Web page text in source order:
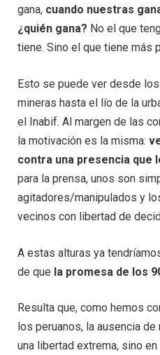
gana, cuando nuestras
¿quién gana? No el que
tiene. Sino el que tiene más
Esto se puede ver desde
mineras hasta el lío de la
el Inabif. Al margen de las
la motivación es la misma:
contra una presencia que
para la prensa, unos son
agitadores/manipulados y
vecinos con libertad de
A estas alturas ya
de que la promesa de los
Resulta que, como hemos
los peruanos, la ausencia
una libertad extrema, sino en